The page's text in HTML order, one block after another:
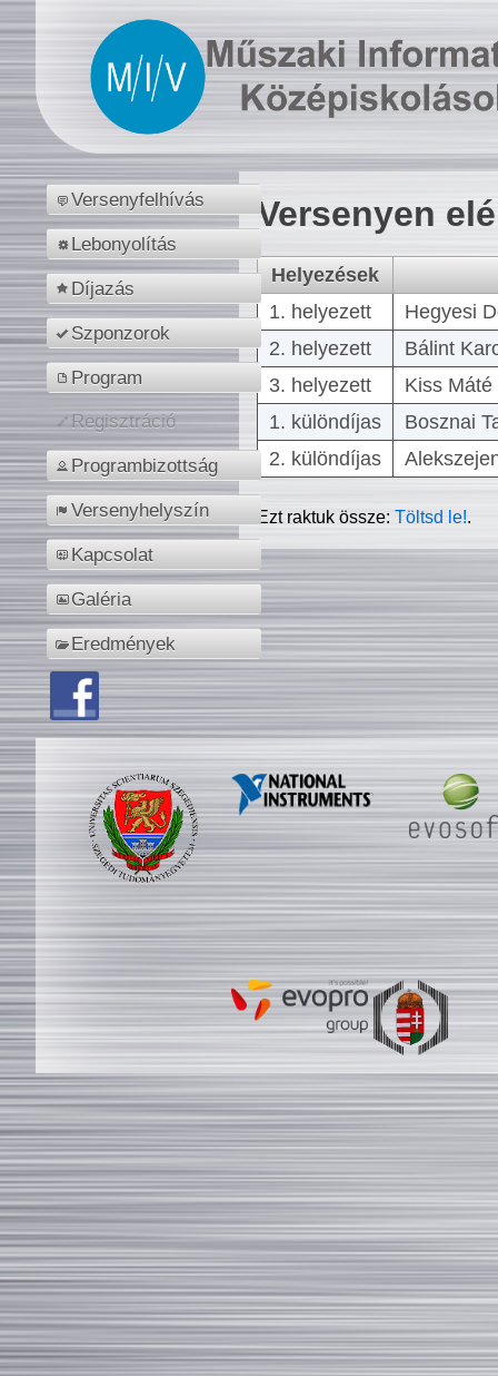
Versenyfelhívás
Lebonyolítás
Díjazás
Szponzorok
Program
Regisztráció
Programbizottság
Versenyhelyszín
Kapcsolat
Galéria
Eredmények
Versenyen
Helyezések
1. helyezett
Hegyesi
2. helyezett
Bálint
3. helyezett
Kiss
1. különdíjas
Bosznai
2. különdíjas
Ezt raktuk össze:Töltsd le!.